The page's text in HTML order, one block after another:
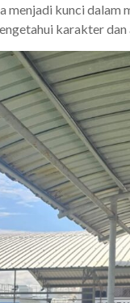
menjadi kunci dalam
karakter